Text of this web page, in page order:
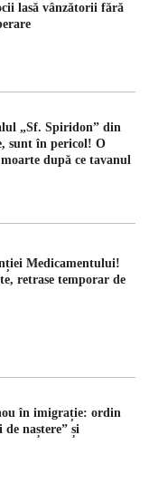
lasă vânzătorii fără
„Sf. Spiridon” din
sunt în pericol! O
după ce tavanul
Medicamentului!
retrase temporar de
în imigrație: ordin
naștere” și